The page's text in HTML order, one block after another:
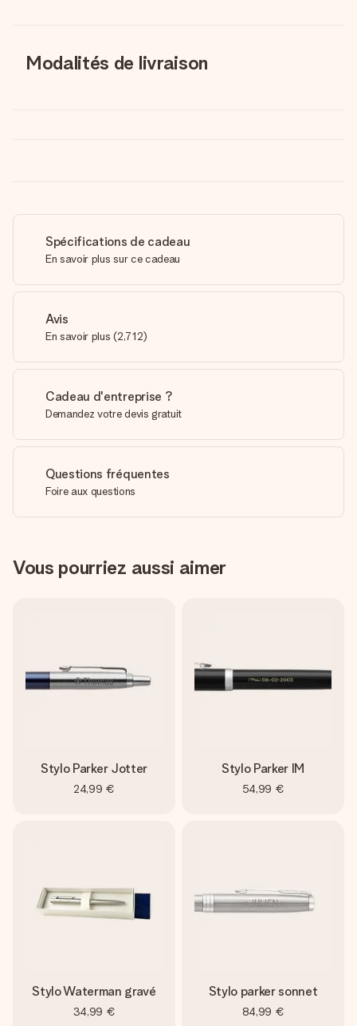
Modalités de livraison
Spécifications de cadeau
En savoir plus sur ce cadeau
Avis
En savoir plus (2,712)
Cadeau d'entreprise ?
Demandez votre devis gratuit
Questions fréquentes
Foire aux questions
Vous pourriez aussi aimer
Stylo Parker Jotter
24,99 €
Stylo Parker IM
54,99 €
Stylo Waterman gravé
34,99 €
Stylo parker sonnet
84,99 €